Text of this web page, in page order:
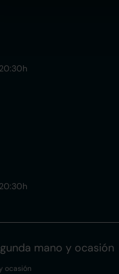
mano y ocasión
ocasión